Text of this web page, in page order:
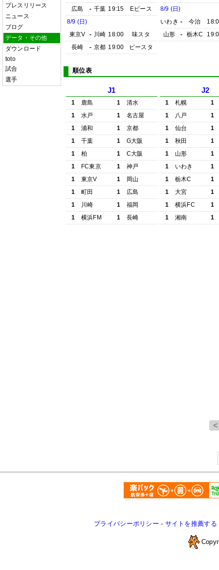
プレスリリース
ニュース
ブログ
データ・その他
ダウンロード
toto
試合
選手
広島
- 千葉 19:15
Eピース
8/9 (日)
東京V
- 川崎 18:00
味スタ
長崎
- 京都 19:00 ピースタ
8/9 (日)
いわき - 今治
山形
- 栃木C
順位表
J1
1 鹿島 1
清水
1
水戸 1
名古屋
1
浦和 1
京都
1
千葉 1
G大阪
1
柏 1
C大阪
1
FC東京 1
神戸
1
東京V 1
岡山
1
町田 1
広島
1
川崎 1
福岡
1
横浜FM 1 長崎
J2
1 札幌
1
1
八戸
1
1
仙台
1
1
秋田
1
1
山形
1
1
いわき
1
1
栃木C
1
1
大宮
1
1
横浜FC
1
1
湘南 1
プライバシーポリシー - サイトを推薦する